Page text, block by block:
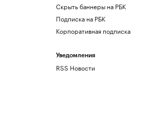
Скрыть баннеры на РБК
Подписка на РБК
Корпоративная подписка
Уведомления
RSS Новости